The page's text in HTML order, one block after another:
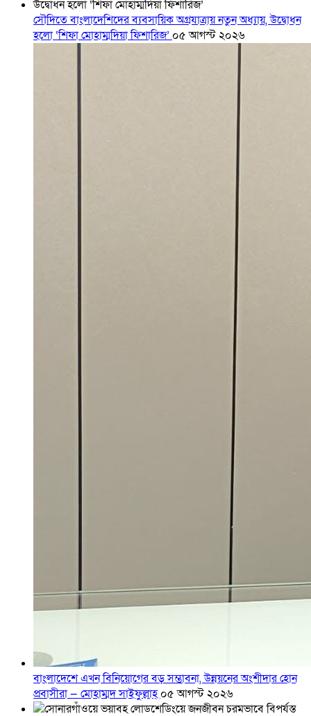
সৌদিতে বাংলাদেশিদের ব্যবসায়িক অগ্রযাত্রায় নতুন অধ্যায়, উদ্বোধন
হলো ‘শিফা মোহাম্মদিয়া ফিশারিজ’ ০৫ আগস্ট ২০২৬
বাংলাদেশে এখন বিনিয়োগের বড় সম্ভাবনা, উন্নয়নের অংশীদার হোন
প্রবাসীরা — মোহাম্মদ সাইফুল্লাহ্০৫ আগস্ট ২০২৬